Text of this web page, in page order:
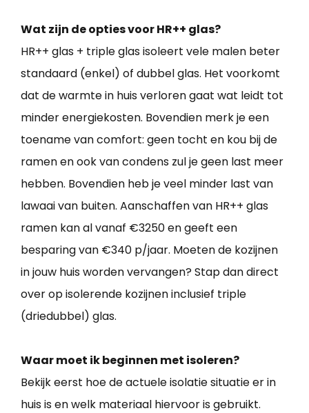
Wat zijn de opties voor HR++ glas?
HR++ glas + triple glas isoleert vele malen beter
standaard (enkel) of dubbel glas. Het voorkomt
dat de warmte in huis verloren gaat wat leidt tot
minder energiekosten. Bovendien merk je een
toename van comfort: geen tocht en kou bij de
ramen en ook van condens zul je geen last meer
hebben. Bovendien heb je veel minder last van
lawaai van buiten. Aanschaffen van HR++ glas
ramen kan al vanaf €3250 en geeft een
besparing van €340 p/jaar. Moeten de kozijnen
in jouw huis worden vervangen? Stap dan direct
over op isolerende kozijnen inclusief triple
(driedubbel) glas.
Waar moet ik beginnen met isoleren?
Bekijk eerst hoe de actuele isolatie situatie er in
huis is en welk materiaal hiervoor is gebruikt.